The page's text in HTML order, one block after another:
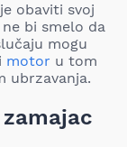
obaviti svoj
bi smelo da
mogu
motor u tom
ubrzavanja.